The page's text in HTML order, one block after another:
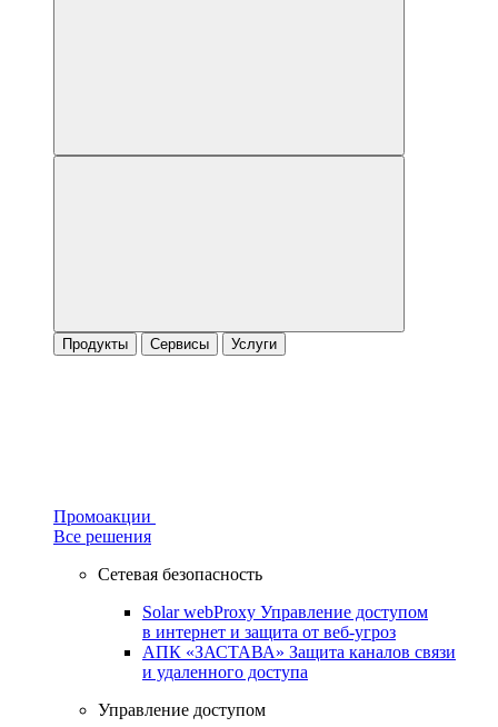
Продукты Сервисы Услуги
Промоакции
Все решения
Сетевая безопасность
Solar webProxy Управление доступом
в интернет и защита от веб-угроз
АПК «ЗАСТАВА» Защита каналов связи
и удаленного доступа
Управление доступом